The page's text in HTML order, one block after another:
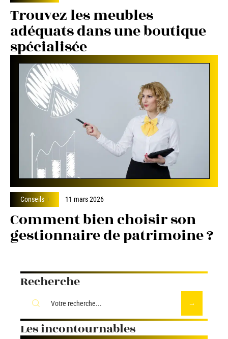
Trouvez les meubles
adéquats dans une boutique
spécialisée
Conseils 11 mars 2026
Comment bien choisir son
gestionnaire de patrimoine ?
Recherche
Les incontournables